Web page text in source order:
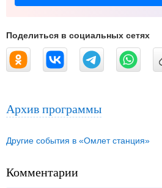
Поделиться в социальных сетях
Архив программы
Другие события в «Омлет станция»
Комментарии